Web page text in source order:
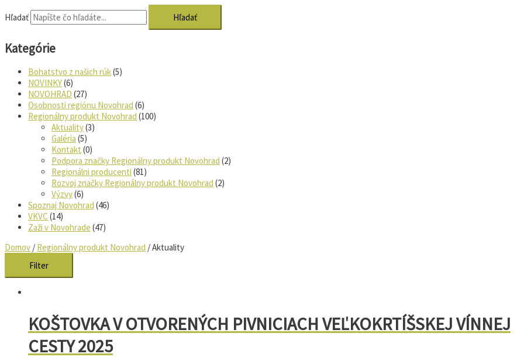
Hľadať
Kategórie
Bohatstvo z našich rúk(5)
NOVINKY(6)
NOVOHRAD (27)
Osobnosti regiónu Novohrad (6)
Regionálny produkt Novohrad (100)
Aktuality(3)
Galéria (5)
Kontakt (0)
Podpora značky Regionálny produkt Novohrad (2)
Regionálni producenti (81)
Rozvoj značky Regionálny produkt Novohrad (2)
Výzvy(6)
Spoznaj Novohrad (46)
VKVC (14)
Zaži v Novohrade (47)
Domov / Regionálny produkt Novohrad / Aktuality
Filter
KOŠTOVKA V OTVORENÝCH PIVNICIACH VEĽKOKRTÍŠSKEJ VÍNNEJ
CESTY 2025